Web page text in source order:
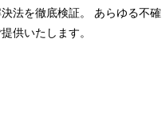
法を徹底検証。 あらゆる不確
供いたします。